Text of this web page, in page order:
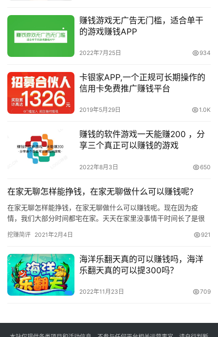
赚钱游戏无广告无门槛，适合单干
的游戏赚钱APP
2022年7月25日 934
卡银家APP,一个正规可长期操作的
信用卡免费推广赚钱平台
2019年5月29日 1.0K
赚钱的软件游戏一天能赚200 ，分
享三个真正可以赚钱的游戏
2022年8月3日 650
在家无聊怎样能挣钱，在家无聊做什么可以赚钱呢?
在家无聊怎样能挣钱，在家无聊做什么可以赚钱呢。现在因为疫
情，我们大部分时间都宅在家。天天在家里没事情干时间长了是很
间长了就…
挖赚简评 2021年2月4日 921
海洋乐翻天真的可以赚钱吗，海洋
乐翻天真的可以提300吗？
2022年11月23日 709